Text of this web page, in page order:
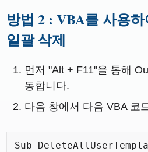
방법 2 : VBA를 사용
일괄 삭제
먼저 "Alt + F11"을 통해
동합니다.
다음 창에서 다음 VBA 코
Sub